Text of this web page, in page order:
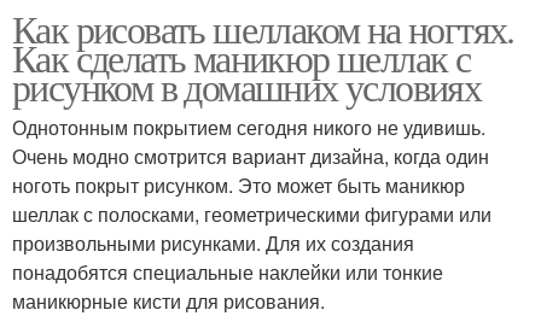
Как рисовать шеллаком на ногтях.
Как сделать маникюр шеллак с
рисунком в домашних условиях
Однотонным покрытием сегодня никого не удивишь.
Очень модно смотрится вариант дизайна, когда один
ноготь покрыт рисунком. Это может быть маникюр
шеллак с полосками, геометрическими фигурами или
произвольными рисунками. Для их создания
понадобятся специальные наклейки или тонкие
маникюрные кисти для рисования.